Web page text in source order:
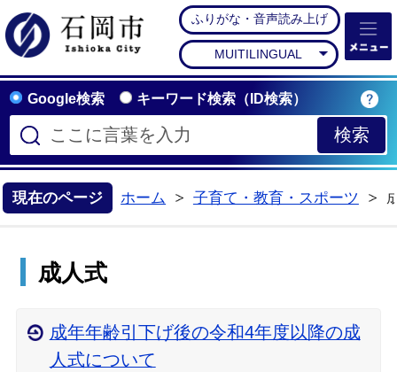
石岡市公式ホームペー
ふりがな・音声読み上げ
MUITILINGUAL
Google検索 キーワード検索（ID検索）
現在のページ ホーム
子育て・教育・スポーツ
成人式
成年年齢引下げ後の令和4年度以降の成
人式について